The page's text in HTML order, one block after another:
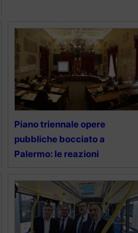
Piano triennale opere
pubbliche bocciato a
Palermo: le reazioni